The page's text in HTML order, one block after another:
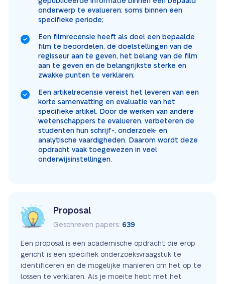
onderwerp te evalueren; soms binnen een
specifieke periode;
Een filmrecensie heeft als doel een bepaalde
film te beoordelen, de doelstellingen van de
regisseur aan te geven, het belang van de film
aan te geven en de belangrijkste sterke en
zwakke punten te verklaren;
Een artikelrecensie vereist het leveren van een
korte samenvatting en evaluatie van het
specifieke artikel. Door de werken van andere
wetenschappers te evalueren, verbeteren de
studenten hun schrijf-, onderzoek- en
analytische vaardigheden. Daarom wordt deze
opdracht vaak toegewezen in veel
onderwijsinstellingen.
Proposal
Geschreven papers: 639
Een proposal is een academische opdracht die erop
gericht is een specifiek onderzoeksvraagstuk te
identificeren en de mogelijke manieren om het op te
lossen te verklaren. Als je moeite hebt met het